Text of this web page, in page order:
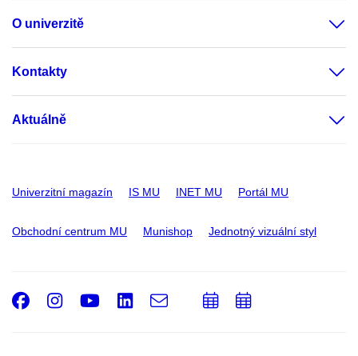
O univerzitě
Kontakty
Aktuálně
Univerzitní magazín IS MU INET MU Portál MU
Obchodní centrum MU Munishop Jednotný vizuální styl
Facebook
Instagram
Youtube
LinkedIn
e-
PřidatPřidat